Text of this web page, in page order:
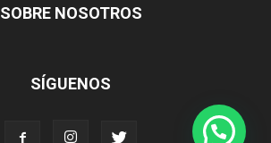
SOBRE NOSOTROS
SÍGUENOS